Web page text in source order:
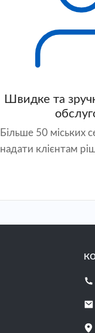
Швидке та
Більше 50 міських
надати клієнтам